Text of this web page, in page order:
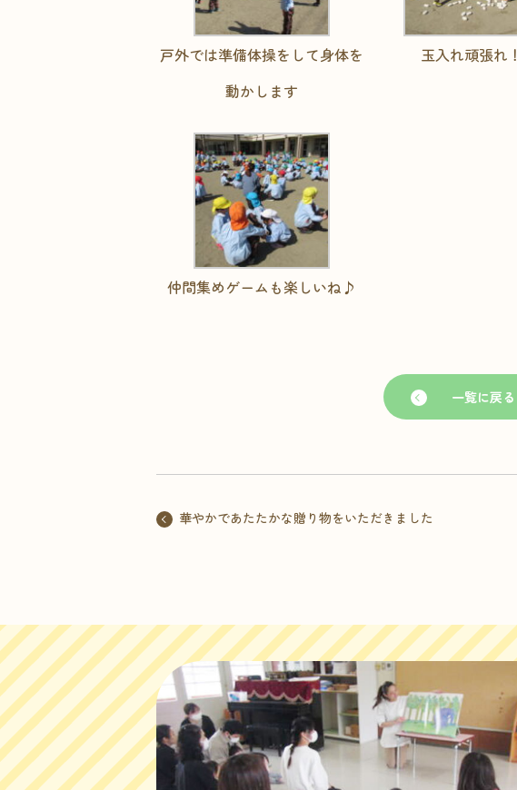
戸外では準備体操をして身体を
動かします
玉入れ頑張れ！
仲間集めゲームも楽しいね♪
一覧に戻る
華やかであたたかな贈り物をいただきました